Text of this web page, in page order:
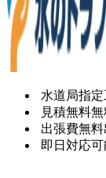
水道局指
見積無料無
出張費無料
即日対応可